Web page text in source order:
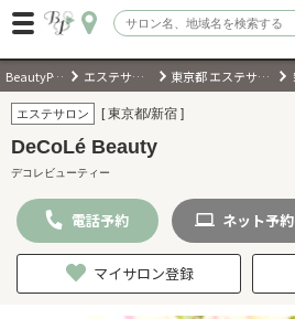
会員登録
キーワード検索
ジャンルを選択
BeautyPark エステサロン 東京都 エステサロン
エステサロン [ 東京都/新宿 ]
DeCoLé Beauty
デコレビューティー
電話予約 ネット予約
マイサロン登録